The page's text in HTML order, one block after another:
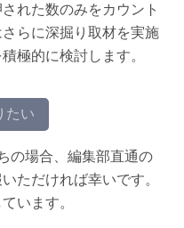
れた数のみをカウント
らに深掘り取材を実施
極的に検討します。
たい
の場合、編集部直通の
ただければ幸いです。
います。